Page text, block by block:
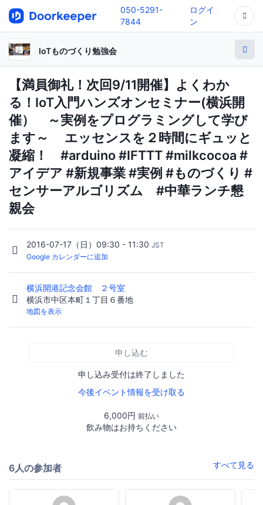
050-5291-
7844
ログイ
ン
IoTものづくり勉強会
【満員御礼！次回9/11開催】よくわか
る！IoT入門ハンズオンセミナー(横浜開
催） ～実例をプログラミングして学び
ます～ エッセンスを２時間にギュッと
凝縮！ #arduino #IFTTT #milkcocoa #
アイデア #新規事業 #実例 #ものづくり #
センサーアルゴリズム #中華ランチ懇
親会
2016-07-17（日）09:30 - 11:30 JST
Google カレンダーに追加
横浜開港記念会館 ２号室
横浜市中区本町１丁目６番地
地図を表示
申し込む
申し込み受付は終了しました
今後イベント情報を受け取る
6,000円 前払い
飲み物はお持ちください
6人の参加者 すべて見る